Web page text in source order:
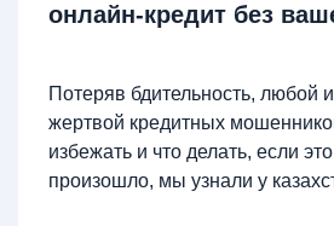
онлайн-кредит без
Потеряв бдительность, любой
жертвой кредитных
избежать и что делать, если
произошло, мы узнали у